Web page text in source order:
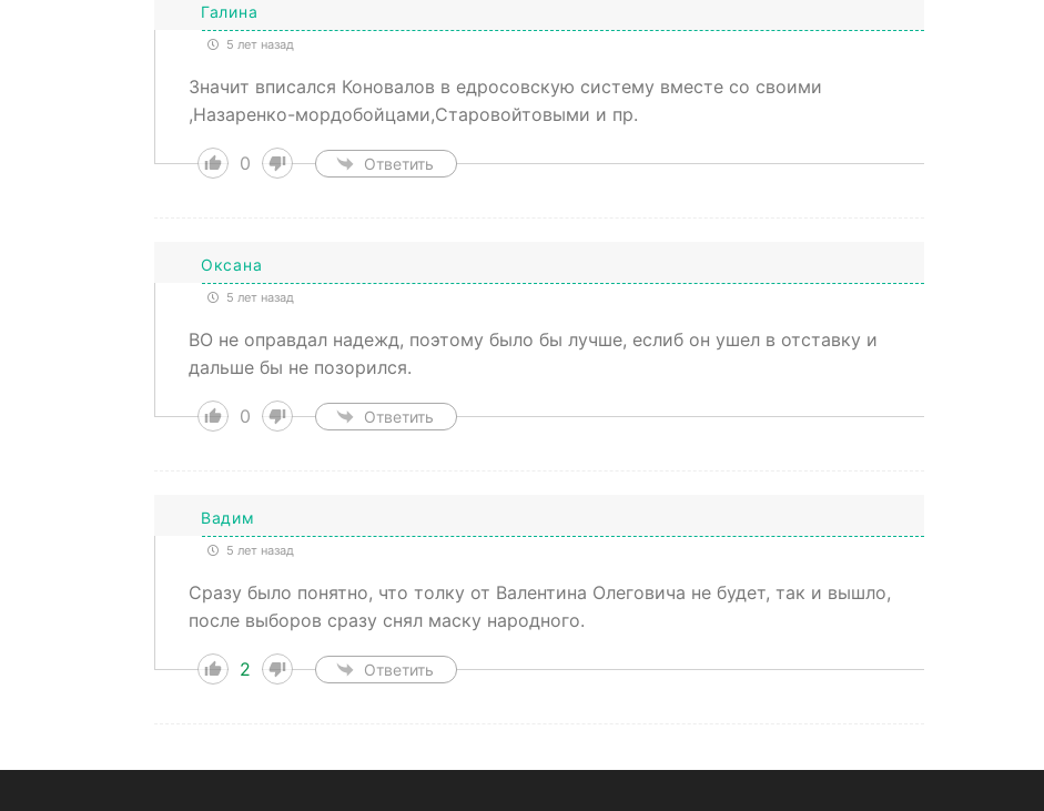
Галина
5 лет назад
Значит вписался Коновалов в едросовскую систему вместе со своими
,Назаренко-мордобойцами,Старовойтовыми и пр.
0 Ответить
Оксана
5 лет назад
ВО не оправдал надежд, поэтому было бы лучше, еслиб он ушел в отставку и
дальше бы не позорился.
0 Ответить
Вадим
5 лет назад
Сразу было понятно, что толку от Валентина Олеговича не будет, так и вышло,
после выборов сразу снял маску народного.
2 Ответить